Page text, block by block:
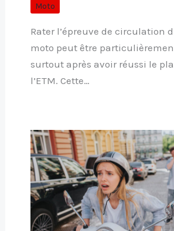
Moto
Rater l’épreuve de circulation
moto peut être
surtout après avoir réussi le
l’ETM. Cette…